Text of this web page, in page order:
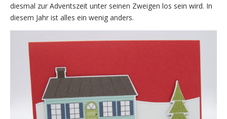
diesmal zur Adventszeit unter seinen Zweigen los sein wird. In
diesem Jahr ist alles ein wenig anders.